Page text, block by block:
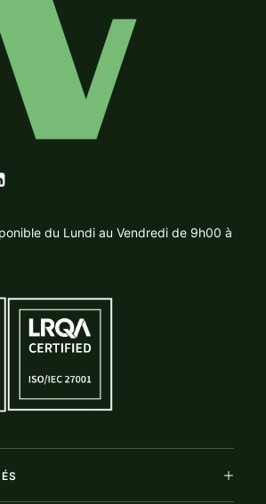
du Lundi au Vendredi de 9h00 à